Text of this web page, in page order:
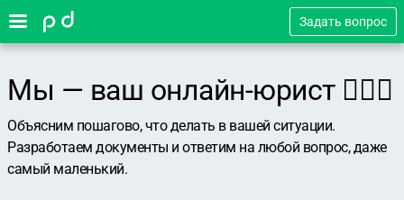
Задать вопрос
Мы — ваш онлайн-юрист 👨🏻‍⚖️
Объясним пошагово, что делать в вашей ситуации.
Разработаем документы и ответим на любой вопрос, даже
самый маленький.